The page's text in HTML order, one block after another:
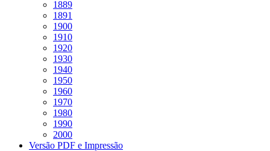
1889
1891
1900
1910
1920
1930
1940
1950
1960
1970
1980
1990
2000
Versão PDF e Impressão